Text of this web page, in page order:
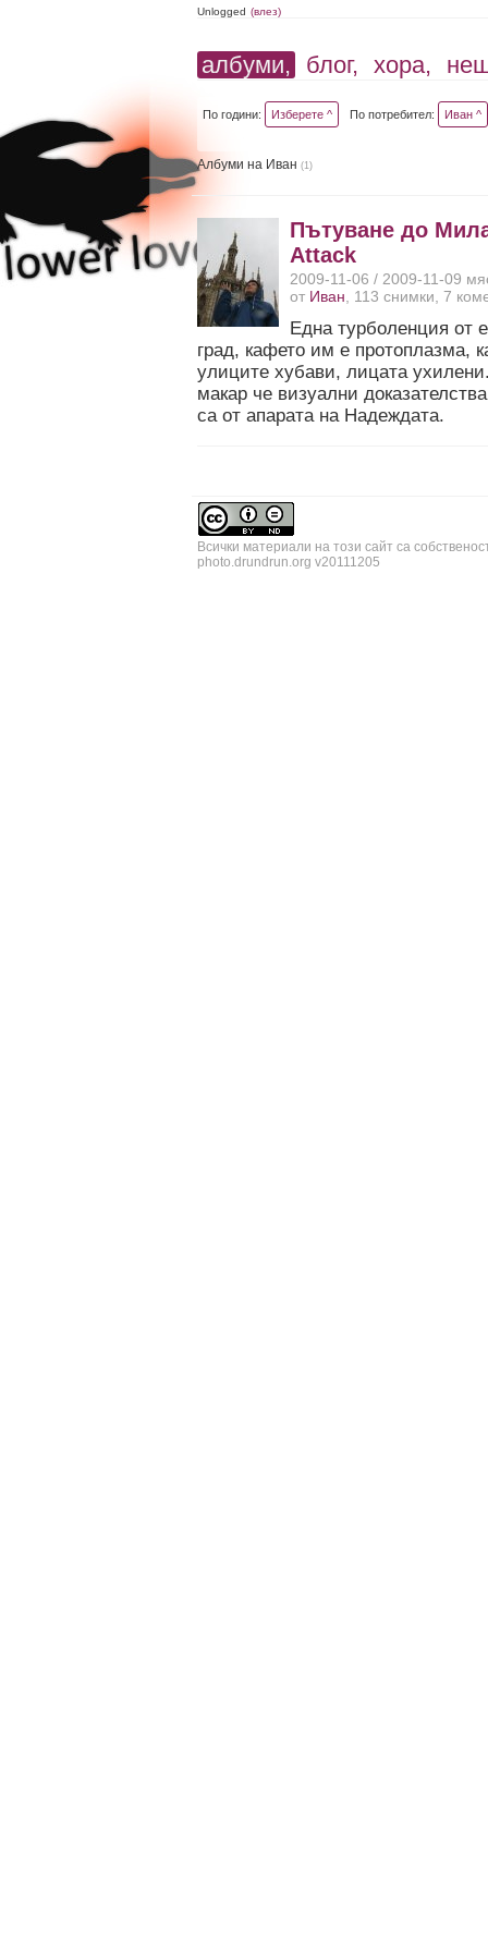
Unlogged (влез)
албуми, блог, хора,
По години: Изберете ^ По потребител: Иван ^
Албуми на Иван(1)
Пътуване до
Attack
2009-11-06 / 2009-11-09
от Иван , 113 снимки, 7
Една турболенция от
град, кафето им е протоплазма,
улиците хубави, лицата
макар че визуални
са от апарата на Надеждата.
Всички материали на този сайт са
photo.drundrun.org v20111205